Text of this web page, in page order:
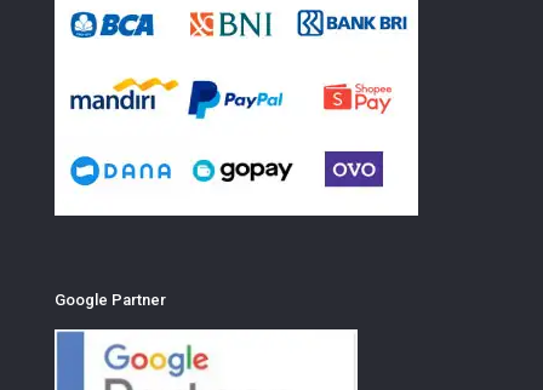
Google Partner